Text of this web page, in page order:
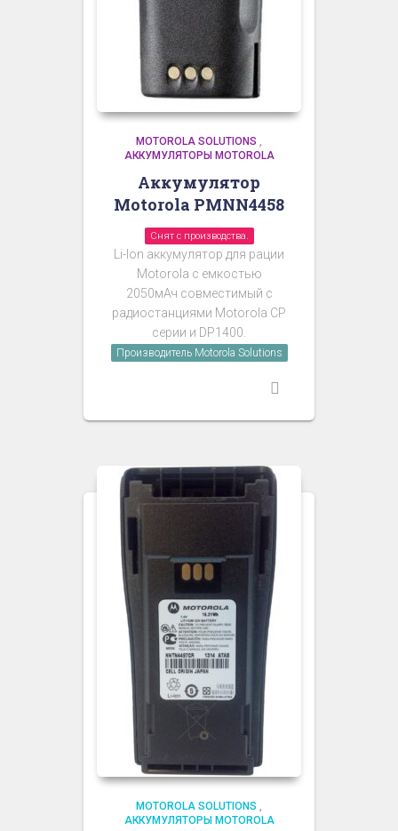
MOTOROLA SOLUTIONS ,
АККУМУЛЯТОРЫ MOTOROLA
Аккумулятор
Motorola PMNN4458
Снят с производства.
Li-Ion аккумулятор для рации
Motorola с емкостью
2050мАч совместимый с
радиостанциями Motorola CP
серии и DP1400.
Производитель Motorola Solutions
MOTOROLA SOLUTIONS ,
АККУМУЛЯТОРЫ MOTOROLA